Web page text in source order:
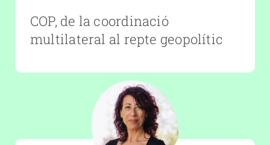
COP, de la coordinació
multilateral al repte geopolític